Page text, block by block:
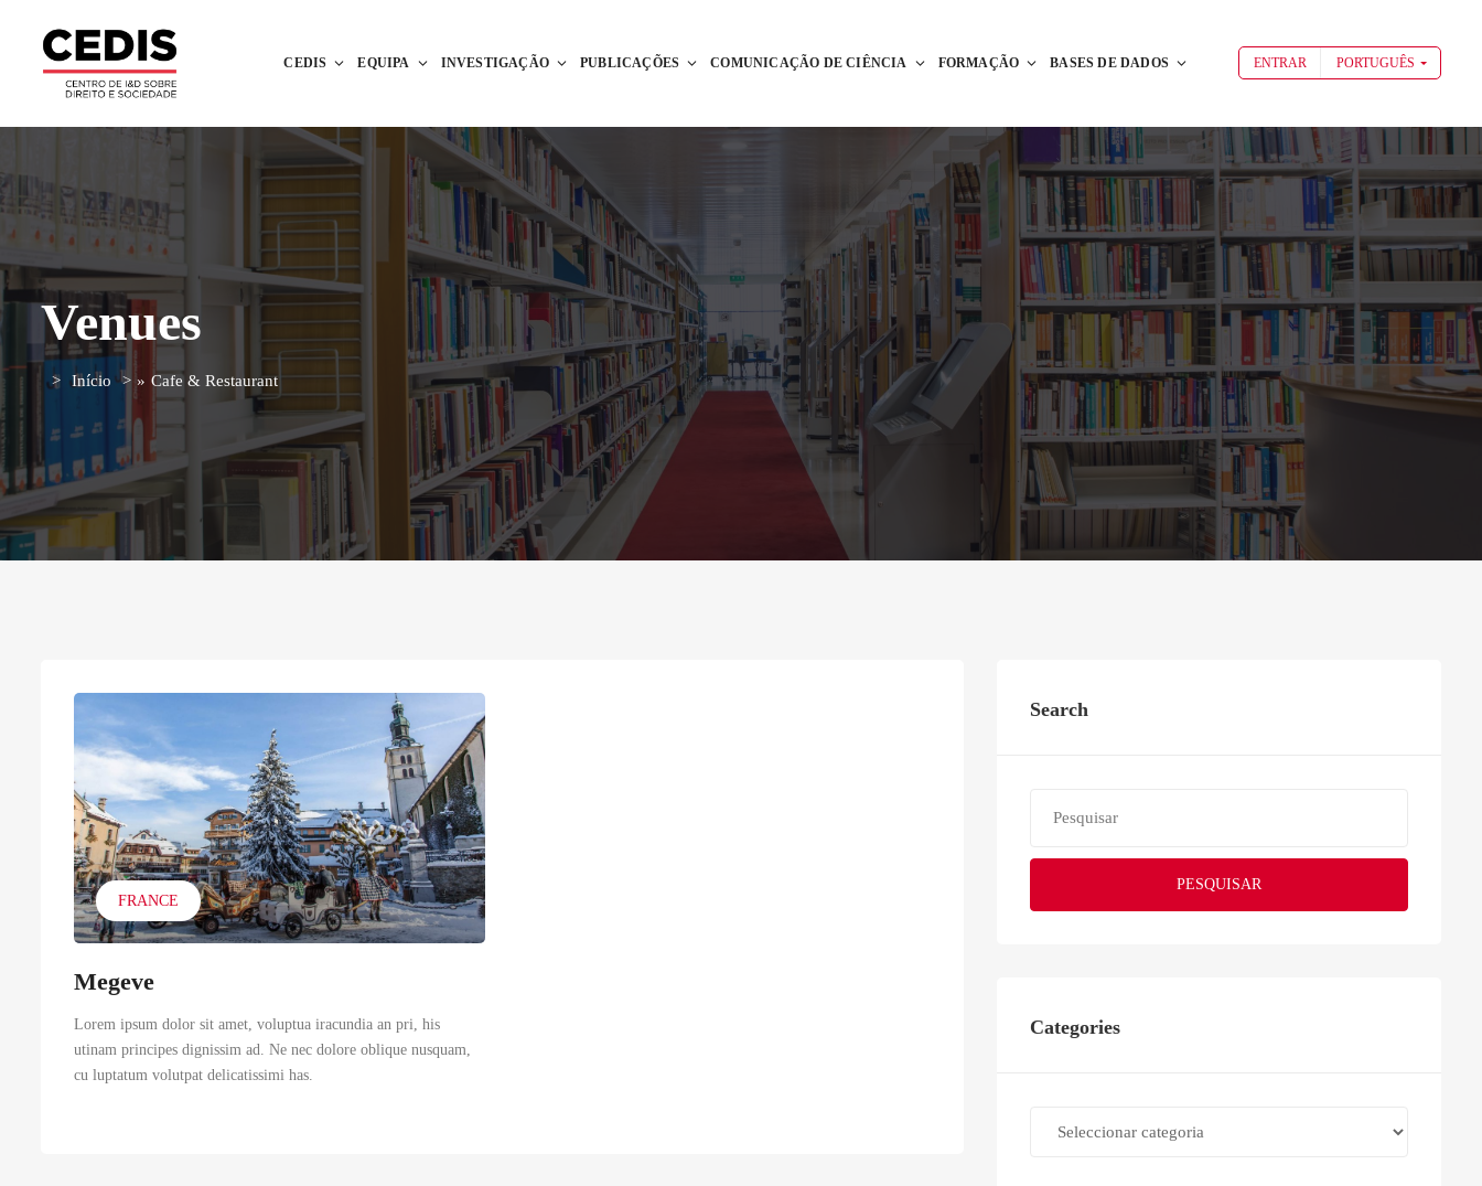
CEDIS EQUIPA INVESTIGAÇÃO PUBLICAÇÕES COMUNICAÇÃO DE CIÊNCIA FORMAÇÃO BASES DE DADOS ENTRAR PORTUGUÊS
Venues
Início » Cafe & Restaurant
FRANCE
Megeve
Lorem ipsum dolor sit amet, voluptua iracundia an pri, his
utinam principes dignissim ad. Ne nec dolore oblique nusquam,
cu luptatum volutpat delicatissimi has.
Search
PESQUISAR
Categories